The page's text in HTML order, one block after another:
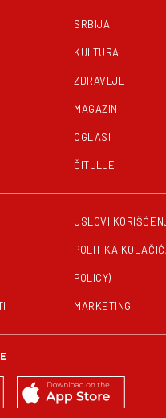
SRBIJA
KULTURA
ZDRAVLJE
MAGAZIN
OGLASI
ČITULJE
USLOVI
POLITIKA
POLICY)
MARKETING